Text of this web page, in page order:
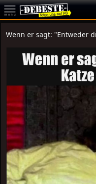
Wenn er sagt: "Entweder